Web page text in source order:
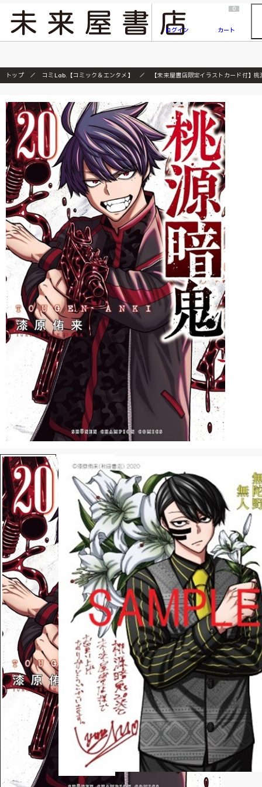
『ONE PIECE magazine 021 ONE PIECEカード付き同梱版』発売延期のご案内
ログイン
0
カート
トップ コミLab.【コミック＆エンタメ】 【未来屋書店限定イラストカード付】